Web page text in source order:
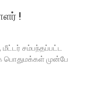
!
சம்பந்தப்பட்ட
பொதுமக்கள் முன்பே